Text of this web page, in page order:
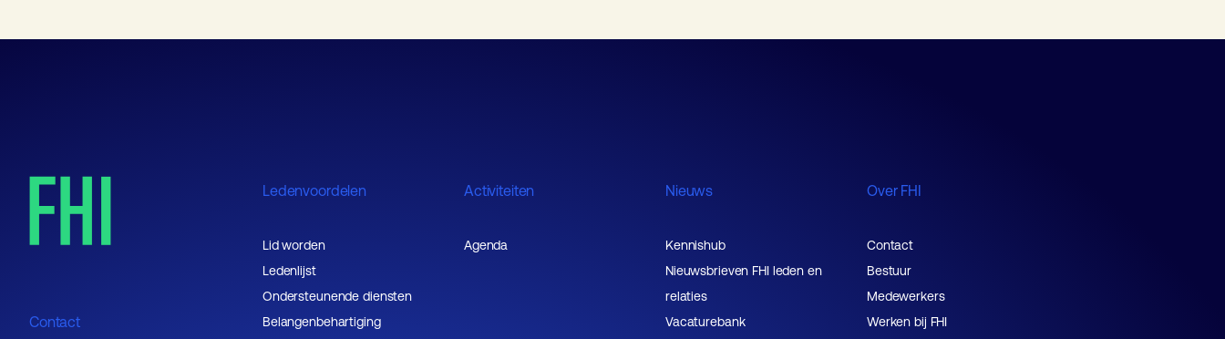
Contact
Ledenvoordelen
Lid worden
Ledenlijst
Ondersteunende diensten
Belangenbehartiging
Activiteiten
Agenda
Nieuws
Kennishub
Nieuwsbrieven FHI leden en
relaties
Vacaturebank
Over FHI
Contact
Bestuur
Medewerkers
Werken bij FHI